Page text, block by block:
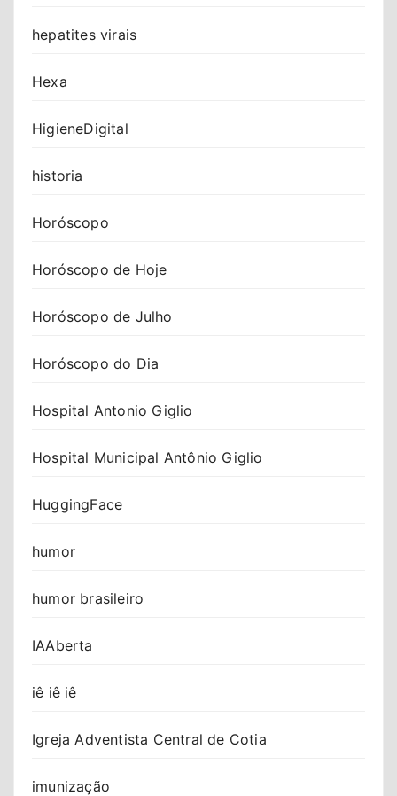
hepatites virais
Hexa
HigieneDigital
historia
Horóscopo
Horóscopo de Hoje
Horóscopo de Julho
Horóscopo do Dia
Hospital Antonio Giglio
Hospital Municipal Antônio Giglio
HuggingFace
humor
humor brasileiro
IAAberta
iê iê iê
Igreja Adventista Central de Cotia
imunização